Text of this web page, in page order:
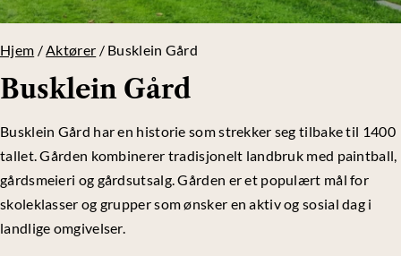
Hjem / Aktører / Busklein Gård
Busklein Gård
Busklein Gård har en historie som strekker seg tilbake til 1400
tallet. Gården kombinerer tradisjonelt landbruk med paintball,
gårdsmeieri og gårdsutsalg. Gården er et populært mål for
skoleklasser og grupper som ønsker en aktiv og sosial dag i
landlige omgivelser.